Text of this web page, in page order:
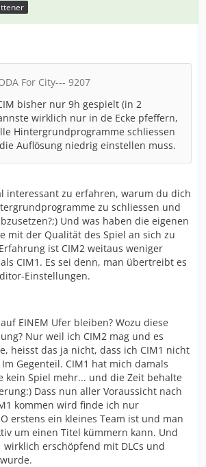
For City--- 9207
bisher nur 9h gespielt (in 2
wirklich nur in de Ecke pfeffern,
Hintergrundprogramme schliessen
Auflösung niedrig einstellen muss.
interessant zu erfahren, warum du dich
zu schliessen und
Und was haben die eigenen
mit der Qualität des Spiel an sich zu
ist CIM2 weitaus weniger
CIM1. Es sei denn, man übertreibt es
Einstellungen.
EINEM Ufer bleiben? Wozu diese
Nur weil ich CIM2 mag und es
heisst das ja nicht, dass ich CIM1 nicht
Gegenteil. CIM1 hat mich damals
kein Spiel mehr... und die Zeit behalte
Dass nun aller Voraussicht nach
kommen wird finde ich nur
erstens ein kleines Team ist und man
um einen Titel kümmern kann. Und
wirklich erschöpfend mit DLCs und